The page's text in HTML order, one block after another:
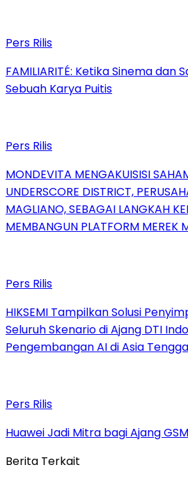
Pers Rilis
FAMILIARITÉ: Ketika Sinema
Sebuah Karya Puitis
Pers Rilis
MONDEVITA MENGAKUISISI
UNDERSCORE DISTRICT,
MAGLIANO, SEBAGAI LANGKAH
MEMBANGUN PLATFORM MEREK
Pers Rilis
HIKSEMI Tampilkan Solusi
Seluruh Skenario di Ajang DTI
Pengembangan AI di Asia
Pers Rilis
Huawei Jadi Mitra bagi Ajang
Berita Terkait